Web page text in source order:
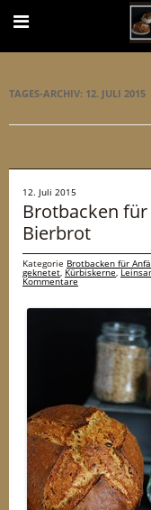
TAGES-ARCHIV: 12. JULI 2015
12. Juli 2015
Brotbacken für
Bierbrot
Kategorie Brotbacken für
geknetet, Kürbiskerne,
Kommentare